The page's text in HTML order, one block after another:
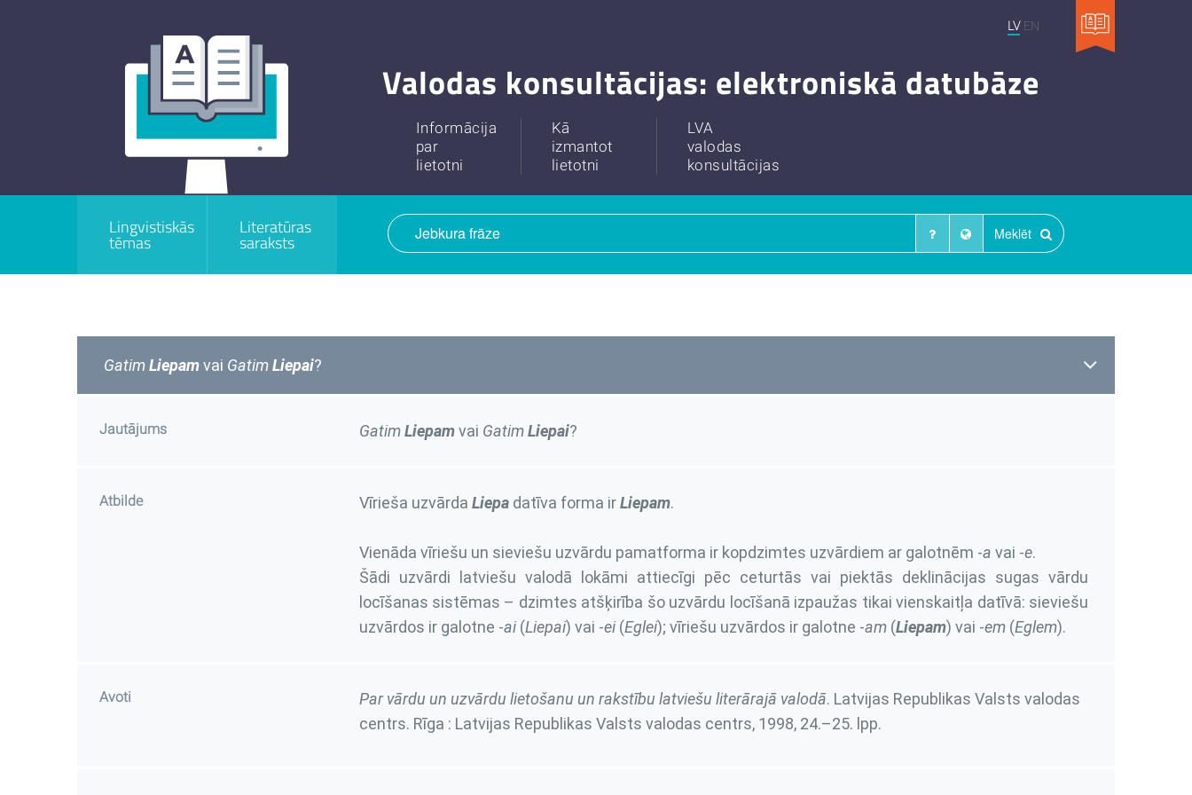
LV EN
Valodas konsultācijas: elektroniskā datubāze
Informācija
par
lietotni
Kā
izmantot
lietotni
LVA
valodas
konsultācijas
Lingvistiskās
tēmas
Literatūras
saraksts Meklēt
GatimLiepamvai GatimLiepai?
Jautājums GatimLiepamvai GatimLiepai?
Atbilde Vīrieša uzvārda Liepadatīva forma irLiepam.
Vienāda vīriešu un sieviešu uzvārdu pamatforma ir kopdzimtes uzvārdiem ar galotnēm -a vai -e.
Šādi uzvārdi latviešu valodā lokāmi attiecīgi pēc ceturtās vai piektās deklinācijas sugas vārdu
locīšanas sistēmas – dzimtes atšķirība šo uzvārdu locīšanā izpaužas tikai vienskaitļa datīvā: sieviešu
uzvārdos ir galotne -ai(Liepai) vai -ei(Eglei); vīriešu uzvārdos ir galotne -am(Liepam) vai -em(Eglem).
Avoti Par vārdu un uzvārdu lietošanu un rakstību latviešu literārajā valodā. Latvijas Republikas Valsts valodas
centrs. Rīga : Latvijas Republikas Valsts valodas centrs, 1998, 24.–25. lpp.